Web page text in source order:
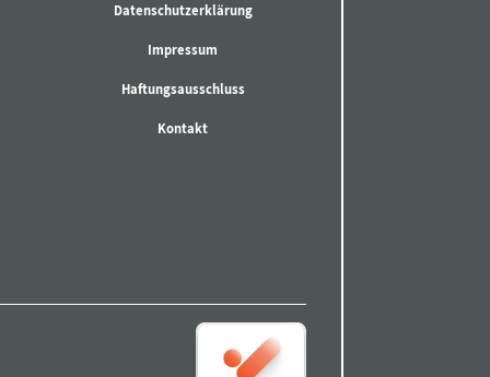
Datenschutzerklärung
Impressum
Haftungsausschluss
Kontakt